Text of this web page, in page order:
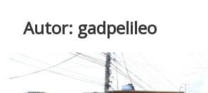
Autor: gadpelileo